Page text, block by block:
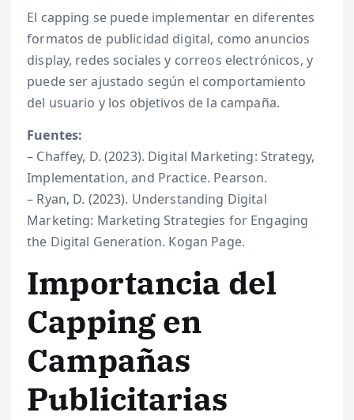
El capping se puede implementar en diferentes
formatos de publicidad digital, como anuncios
display, redes sociales y correos electrónicos, y
puede ser ajustado según el comportamiento
del usuario y los objetivos de la campaña.
Fuentes:
– Chaffey, D. (2023). Digital Marketing: Strategy,
Implementation, and Practice. Pearson.
– Ryan, D. (2023). Understanding Digital
Marketing: Marketing Strategies for Engaging
the Digital Generation. Kogan Page.
Importancia del
Capping en
Campañas
Publicitarias